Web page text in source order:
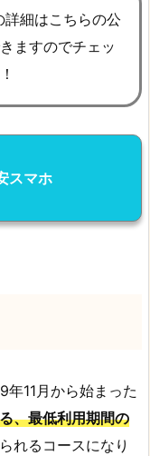
詳細はこちらの公
ますのでチェッ
スマホ
11月から始まった
、最低利用期間の
れるコースになり